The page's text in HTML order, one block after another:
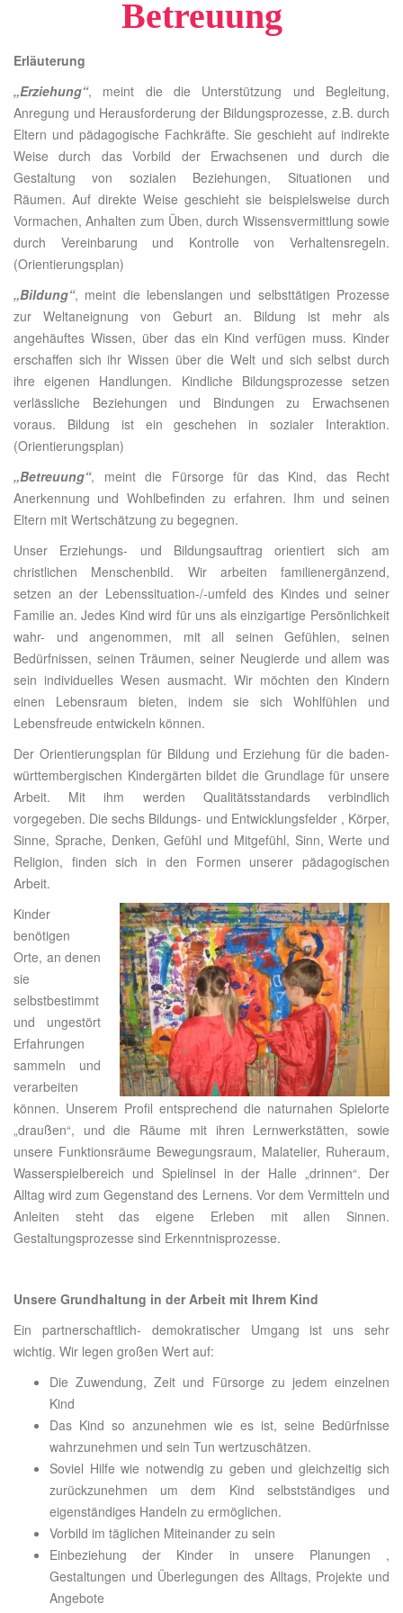
Betreuung
Erläuterung
„Erziehung“, meint die die Unterstützung und Begleitung,
Anregung und Herausforderung der Bildungsprozesse, z.B. durch
Eltern und pädagogische Fachkräfte. Sie geschieht auf indirekte
Weise durch das Vorbild der Erwachsenen und durch die
Gestaltung von sozialen Beziehungen, Situationen und
Räumen. Auf direkte Weise geschieht sie beispielsweise durch
Vormachen, Anhalten zum Üben, durch Wissensvermittlung sowie
durch Vereinbarung und Kontrolle von Verhaltensregeln.
(Orientierungsplan)
„Bildung“, meint die lebenslangen und selbsttätigen Prozesse
zur Weltaneignung von Geburt an. Bildung ist mehr als
angehäuftes Wissen, über das ein Kind verfügen muss. Kinder
erschaffen sich ihr Wissen über die Welt und sich selbst durch
ihre eigenen Handlungen. Kindliche Bildungsprozesse setzen
verlässliche Beziehungen und Bindungen zu Erwachsenen
voraus. Bildung ist ein geschehen in sozialer Interaktion.
(Orientierungsplan)
„Betreuung“, meint die Fürsorge für das Kind, das Recht
Anerkennung und Wohlbefinden zu erfahren. Ihm und seinen
Eltern mit Wertschätzung zu begegnen.
Unser Erziehungs- und Bildungsauftrag orientiert sich am
christlichen Menschenbild. Wir arbeiten familienergänzend,
setzen an der Lebenssituation-/-umfeld des Kindes und seiner
Familie an. Jedes Kind wird für uns als einzigartige Persönlichkeit
wahr- und angenommen, mit all seinen Gefühlen, seinen
Bedürfnissen, seinen Träumen, seiner Neugierde und allem was
sein individuelles Wesen ausmacht. Wir möchten den Kindern
einen Lebensraum bieten, indem sie sich Wohlfühlen und
Lebensfreude entwickeln können.
Der Orientierungsplan für Bildung und Erziehung für die baden-
württembergischen Kindergärten bildet die Grundlage für unsere
Arbeit. Mit ihm werden Qualitätsstandards verbindlich
vorgegeben. Die sechs Bildungs- und Entwicklungsfelder , Körper,
Sinne, Sprache, Denken, Gefühl und Mitgefühl, Sinn, Werte und
Religion, finden sich in den Formen unserer pädagogischen
Arbeit.
Kinder
benötigen
Orte, an denen
sie
selbstbestimmt
und ungestört
Erfahrungen
sammeln und
verarbeiten
können. Unserem Profil entsprechend die naturnahen Spielorte
„draußen“, und die Räume mit ihren Lernwerkstätten, sowie
unsere Funktionsräume Bewegungsraum, Malatelier, Ruheraum,
Wasserspielbereich und Spielinsel in der Halle „drinnen“. Der
Alltag wird zum Gegenstand des Lernens. Vor dem Vermitteln und
Anleiten steht das eigene Erleben mit allen Sinnen.
Gestaltungsprozesse sind Erkenntnisprozesse.
Unsere Grundhaltung in der Arbeit mit Ihrem Kind
Ein partnerschaftlich- demokratischer Umgang ist uns sehr
wichtig. Wir legen großen Wert auf:
Die Zuwendung, Zeit und Fürsorge zu jedem einzelnen
Kind
Das Kind so anzunehmen wie es ist, seine Bedürfnisse
wahrzunehmen und sein Tun wertzuschätzen.
Soviel Hilfe wie notwendig zu geben und gleichzeitig sich
zurückzunehmen um dem Kind selbstständiges und
eigenständiges Handeln zu ermöglichen.
Vorbild im täglichen Miteinander zu sein
Einbeziehung der Kinder in unsere Planungen ,
Gestaltungen und Überlegungen des Alltags, Projekte und
Angebote